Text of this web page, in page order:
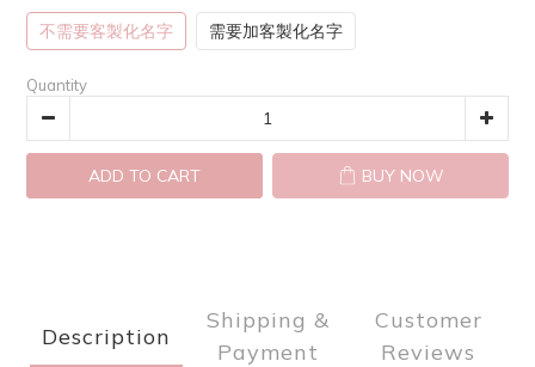
不需要客製化名字 需要加客製化名字
Quantity
ADD TO CART BUY NOW
Description
Shipping &
Payment
Customer
Reviews